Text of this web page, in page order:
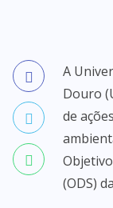
A
Douro
de
(ODS)